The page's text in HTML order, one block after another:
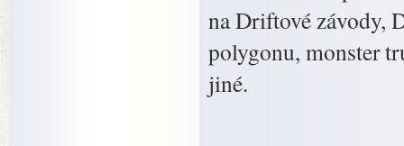
na Driftové závody,
polygonu, monster
jiné.